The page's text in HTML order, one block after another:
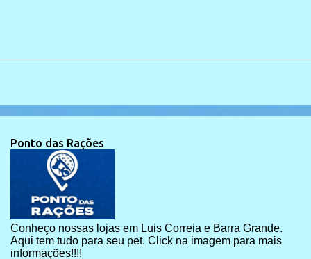
Ponto das Rações
Conheço nossas lojas em Luis Correia e Barra Grande.
Aqui tem tudo para seu pet. Click na imagem para mais
informações!!!!